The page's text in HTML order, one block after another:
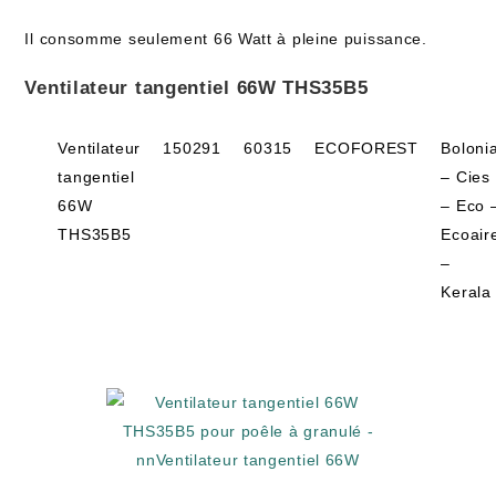
Il consomme seulement 66 Watt à pleine puissance.
Ventilateur tangentiel 66W THS35B5
Ventilateur
tangentiel
66W
THS35B5
150291 60315 ECOFOREST
– Cies
– Eco
–
Kerala